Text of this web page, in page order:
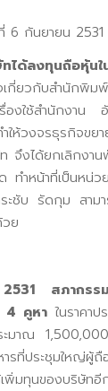
6 กันยายน 2531
ด้ลงทุนถือหุ้นใ
กี่ยวกับสำนักพิมพ์
งใช้สำนักงาน อั
ห้วงจรธุรกิจขย
จึงได้ยกเลิกงาน
ำหน้าที่เป็นหน่ว
ะชับ รัดกุม สาม
ย
สภากรรมกา
4 คูหา ในราคา
ะมาณ
หารที่ประชุมให
พิ่มทุนของบริษัท